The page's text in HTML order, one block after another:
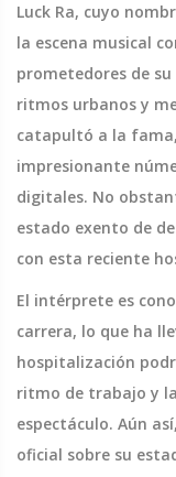
Luck Ra, cuyo
la escena musical
prometedores de
ritmos urbanos y
catapultó a la
impresionante
digitales. No
estado exento de
con esta reciente
El intérprete es
carrera, lo que ha
hospitalización
ritmo de trabajo y
espectáculo. Aún
oficial sobre su